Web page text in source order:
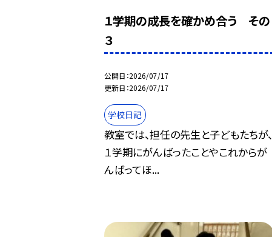
１学期の成長を確かめ合う その
３
公開日 2026/07/17
更新日 2026/07/17
学校日記
教室では、担任の先生と子どもたちが、
１学期にがんばったことやこれからが
んばってほ...